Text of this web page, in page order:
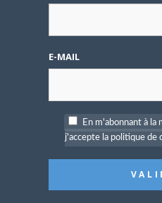
A PROPOS DE L'AUTEUR
E-MAIL
En m'abonnant à la
j'accepte la politique de